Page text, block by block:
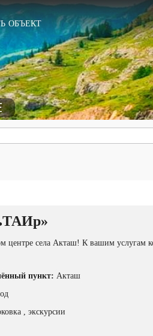
ОБЪЕКТ
центре села Акташ! К вашим услугам
пункт: Акташ
, экскурсии